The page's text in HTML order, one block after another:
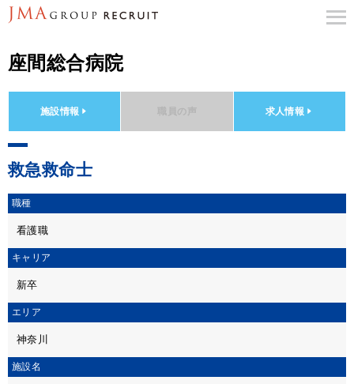
座間総合病院
施設情報 求人情報
救急救命士
職種
看護職
キャリア
新卒
エリア
神奈川
施設名